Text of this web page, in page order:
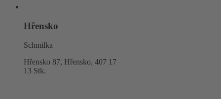
Hřensko
Schmilka
Hřensko 87, Hřensko, 407 17
13 Stk.